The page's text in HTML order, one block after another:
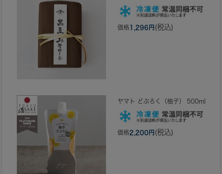
価格1,296円 (税込)
ヤマト どぶろく（柚子） 500ml
価格2,200円 (税込)